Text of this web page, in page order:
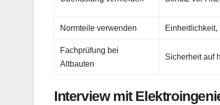
Normteile verwenden
Fachprüfung bei
Altbauten
Sicherheit auf
Interview mit